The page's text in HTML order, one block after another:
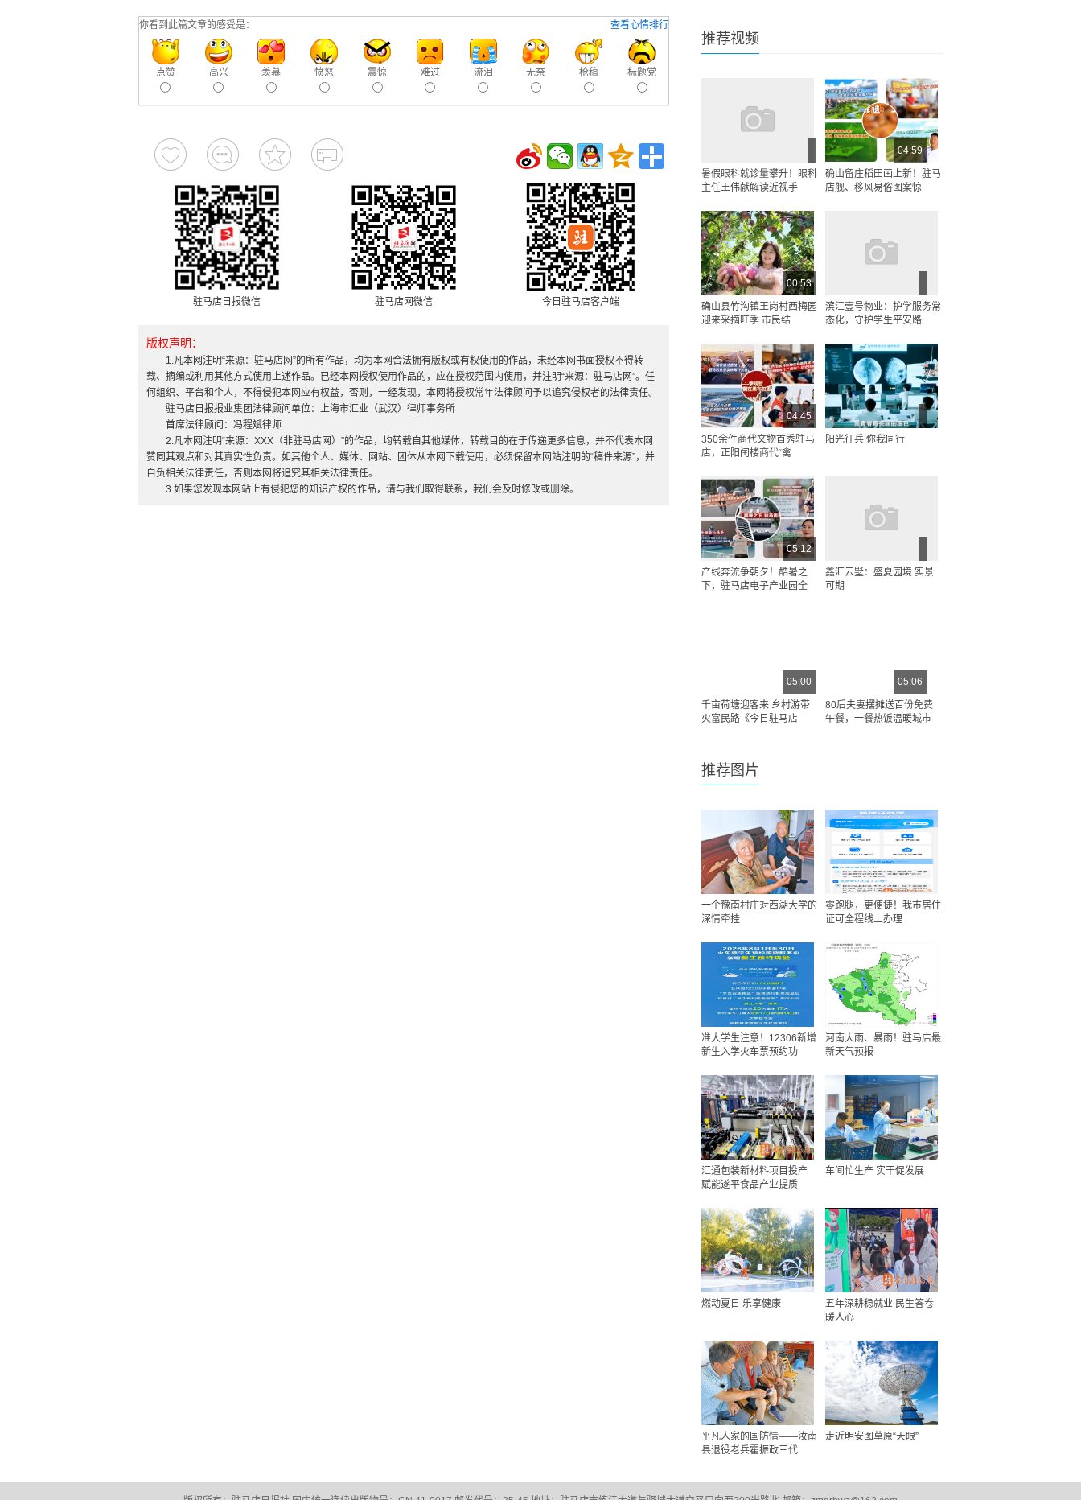
查看心情排行
你看到此篇文章的感受是：
点赞 高兴 羡慕 愤怒 震惊 难过 流泪 无奈 枪稿 标题党
驻马店日报微信 驻马店网微信 今日驻马店客户端
版权声明：
1.凡本网注明“来源：驻马店网”的所有作品，均为本网合法拥有版权或有权使用的作品，未经本网书面授权不得转
载、摘编或利用其他方式使用上述作品。已经本网授权使用作品的，应在授权范围内使用，并注明“来源：驻马店网”。任
何组织、平台和个人，不得侵犯本网应有权益，否则，一经发现，本网将授权常年法律顾问予以追究侵权者的法律责任。
驻马店日报报业集团法律顾问单位：上海市汇业（武汉）律师事务所
首席法律顾问：冯程斌律师
2.凡本网注明“来源：XXX（非驻马店网）”的作品，均转载自其他媒体，转载目的在于传递更多信息，并不代表本网
赞同其观点和对其真实性负责。如其他个人、媒体、网站、团体从本网下载使用，必须保留本网站注明的“稿件来源”，并
自负相关法律责任，否则本网将追究其相关法律责任。
3.如果您发现本网站上有侵犯您的知识产权的作品，请与我们取得联系，我们会及时修改或删除。
推荐视频
暑假眼科就诊量攀升！眼科
主任王伟献解读近视手
04:59
确山留庄稻田画上新！驻马
店舰、移风易俗图案惊
00:53
确山县竹沟镇王岗村西梅园
迎来采摘旺季 市民结
滨江壹号物业：护学服务常
态化，守护学生平安路
04:45
350余件商代文物首秀驻马
店，正阳闰楼商代“禽
阳光征兵 你我同行
05:12
产线奔流争朝夕！酷暑之
下，驻马店电子产业园全
鑫汇云墅：盛夏园境 实景
可期
05:00
千亩荷塘迎客来 乡村游带
火富民路《今日驻马店
05:06
80后夫妻摆摊送百份免费
午餐，一餐热饭温暖城市
推荐图片
一个豫南村庄对西湖大学的
深情牵挂
零跑腿，更便捷！我市居住
证可全程线上办理
准大学生注意！12306新增
新生入学火车票预约功
河南大雨、暴雨！驻马店最
新天气预报
汇通包装新材料项目投产
赋能遂平食品产业提质
车间忙生产 实干促发展
燃动夏日 乐享健康
五年深耕稳就业 民生答卷
暖人心
平凡人家的国防情——汝南
县退役老兵霍振政三代
走近明安图草原“天眼”